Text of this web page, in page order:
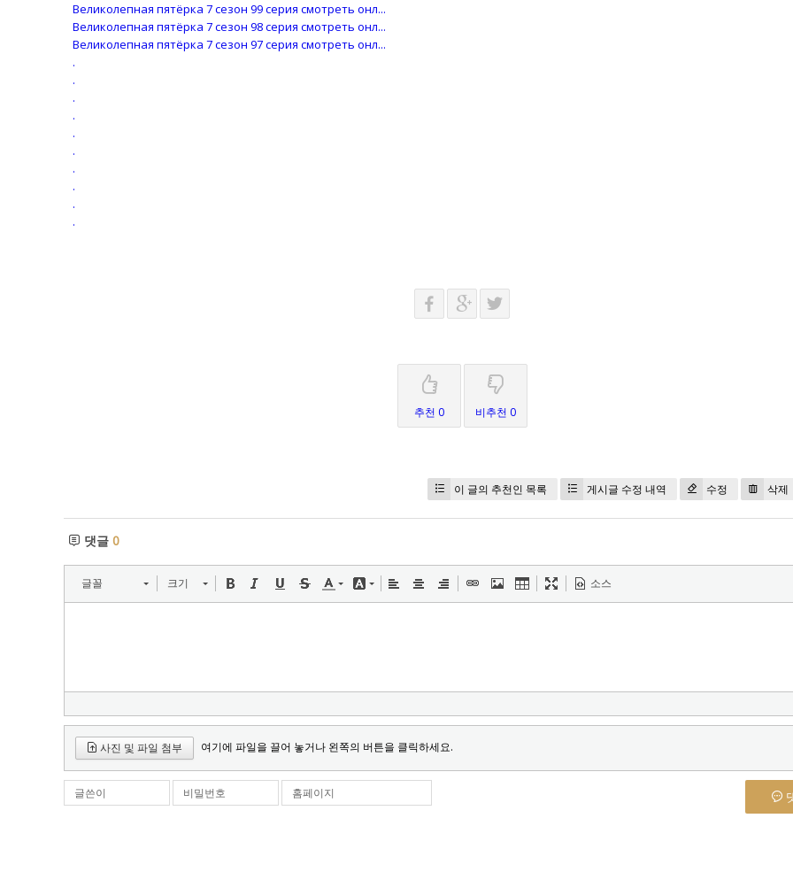
Великолепная пятёрка 7 сезон 99 серия смотреть онл...
Великолепная пятёрка 7 сезон 98 серия смотреть онл...
Великолепная пятёрка 7 сезон 97 серия смотреть онл...
.
.
.
.
.
.
.
.
.
.
추천 0 비추천 0
이 글의 추천인 목록 게시글 수정 내역 수정 삭제
댓글 0
글꼴 크기 소스
사진 및 파일 첨부 여기에 파일을 끌어 놓거나 왼쪽의 버튼을 클릭하세요.
글쓴이 비밀번호 홈페이지